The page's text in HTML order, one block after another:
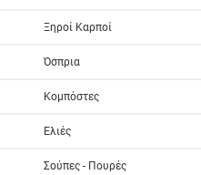
Ξηροί Καρποί
Όσπρια
Κομπόστες
Ελιές
Σούπες - Πουρές